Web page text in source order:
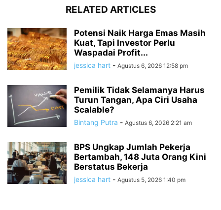
RELATED ARTICLES
Potensi Naik Harga Emas Masih
Kuat, Tapi Investor Perlu
Waspadai Profit...
jessica hart - Agustus 6, 2026 12:58 pm
Pemilik Tidak Selamanya Harus
Turun Tangan, Apa Ciri Usaha
Scalable?
Bintang Putra - Agustus 6, 2026 2:21 am
BPS Ungkap Jumlah Pekerja
Bertambah, 148 Juta Orang Kini
Berstatus Bekerja
jessica hart - Agustus 5, 2026 1:40 pm